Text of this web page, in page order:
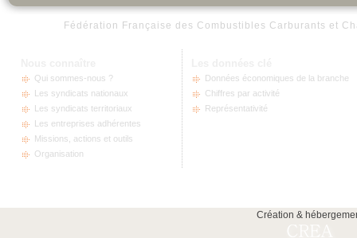
Fédération Française des Combustibles Carburants et
Qui sommes-nous ?
Les syndicats nationaux
Les syndicats territoriaux
Les entreprises adhérentes
Missions, actions et outils
Organisation
Données économiques de la branche
Chiffres par activité
Représentativité
Création &